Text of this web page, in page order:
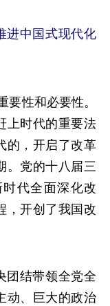
进中国式现代化
要性和必要性。
上时代的重要法
的，开启了改革
。党的十八届三
代全面深化改
，开创了我国改
团结带领全党全
动、巨大的政治